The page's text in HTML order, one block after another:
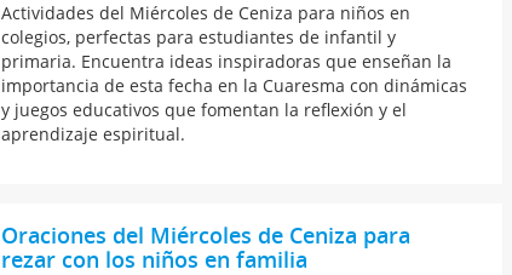
Actividades del Miércoles de Ceniza para niños en
colegios, perfectas para estudiantes de infantil y
primaria. Encuentra ideas inspiradoras que enseñan la
importancia de esta fecha en la Cuaresma con dinámicas
y juegos educativos que fomentan la reflexión y el
aprendizaje espiritual.
Oraciones del Miércoles de Ceniza para
rezar con los niños en familia